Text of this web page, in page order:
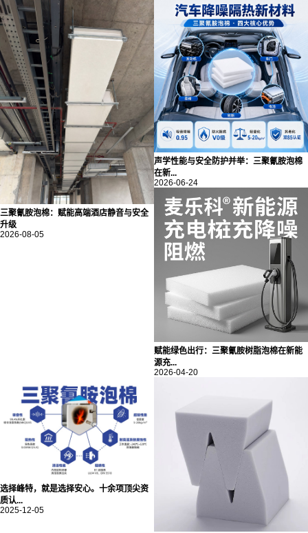
三聚氰胺泡棉：赋能高端酒店静音与安全
升级
2026-08-05
声学性能与安全防护并举：三聚氰胺泡棉
在新...
2026-06-24
赋能绿色出行：三聚氰胺树脂泡棉在新能
源充...
2026-04-20
选择峰特，就是选择安心。十余项顶尖资
质认...
2025-12-05